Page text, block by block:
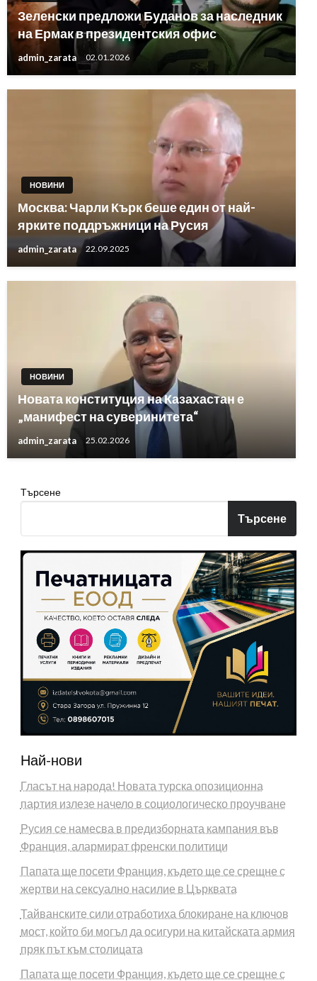
Зеленски предложи Буданов за наследник
на Ермак в президентския офис
admin_zarata 02.01.2026
НОВИНИ
Москва: Чарли Кърк беше един от най-
ярките поддръжници на Русия
admin_zarata 22.09.2025
НОВИНИ
Новата конституция на Казахастан е
„манифест на суверинитета“
admin_zarata 25.02.2026
Търсене
Търсене
Най-нови
Гласът на народа! Новата турска опозиционна
партия излезе начело в социологическо проучване
Русия се намесва в предизборната кампания във
Франция, алармират френски политици
Папата ще посети Франция, където ще се срещне с
жертви на сексуално насилие в Църквата
Тайванските сили отработиха блокиране на ключов
мост, който би могъл да осигури на китайската армия
пряк път към столицата
Папата ще посети Франция, където ще се срещне с